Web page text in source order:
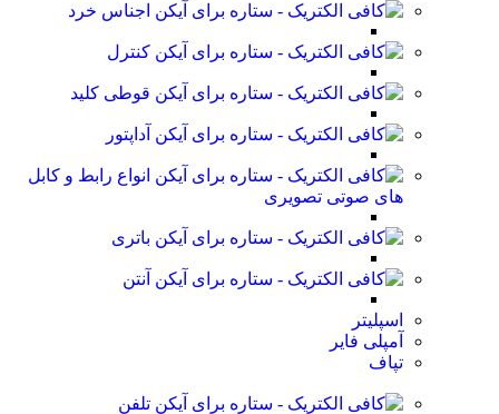
اجناس خرد
کنترل
قوطی کلید
آداپتور
انواع رابط و کابل
های صوتی تصویری
باتری
آنتن
اسپلیتر
آمپلی فایر
تپاف
تلفن